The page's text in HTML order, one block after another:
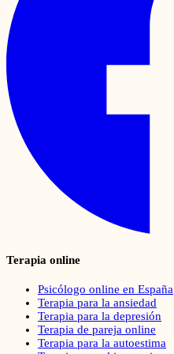
Terapia online
Psicólogo online en España
Terapia para la ansiedad
Terapia para la depresión
Terapia de pareja online
Terapia para la autoestima